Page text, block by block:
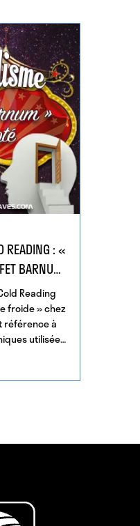
READING : «
BARNUM
Reading
froide » chez
référence à
utilisées